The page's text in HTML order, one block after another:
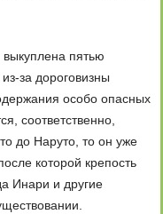
выкуплена пятью
за дороговизны
особо опасных
соответственно,
до Наруто, то он уже
которой крепость
Инари и другие